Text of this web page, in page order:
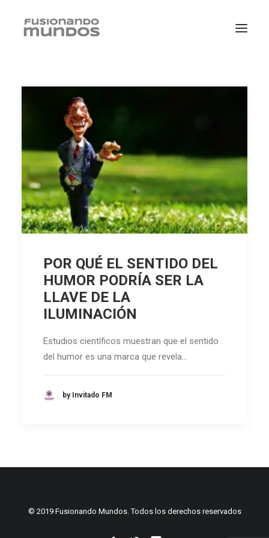
SEARCH
CART
POR QUÉ EL SENTIDO DEL
HUMOR PODRÍA SER LA
LLAVE DE LA
ILUMINACIÓN
Estudios científicos muestran que el sentido
del humor es una marca que revela…
by Invitado FM
© 2019 Fusionando Mundos. Todos los derechos reservados